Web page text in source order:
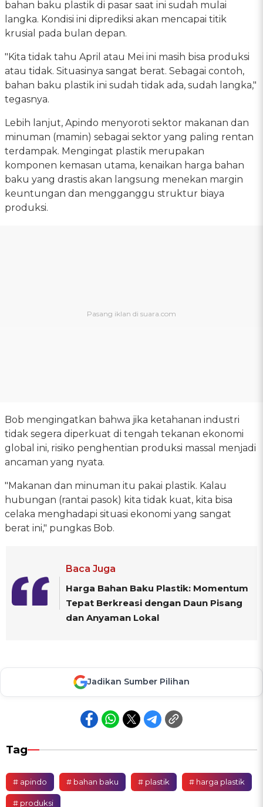
bahan baku plastik di pasar saat ini sudah mulai
langka. Kondisi ini diprediksi akan mencapai titik
krusial pada bulan depan.
"Kita tidak tahu April atau Mei ini masih bisa produksi
atau tidak. Situasinya sangat berat. Sebagai contoh,
bahan baku plastik ini sudah tidak ada, sudah langka,"
tegasnya.
Lebih lanjut, Apindo menyoroti sektor makanan dan
minuman (mamin) sebagai sektor yang paling rentan
terdampak. Mengingat plastik merupakan
komponen kemasan utama, kenaikan harga bahan
baku yang drastis akan langsung menekan margin
keuntungan dan mengganggu struktur biaya
produksi.
Bob mengingatkan bahwa jika ketahanan industri
tidak segera diperkuat di tengah tekanan ekonomi
global ini, risiko penghentian produksi massal menjadi
ancaman yang nyata.
"Makanan dan minuman itu pakai plastik. Kalau
hubungan (rantai pasok) kita tidak kuat, kita bisa
celaka menghadapi situasi ekonomi yang sangat
berat ini," pungkas Bob.
Baca Juga
Harga Bahan Baku Plastik: Momentum
Tepat Berkreasi dengan Daun Pisang
dan Anyaman Lokal
Jadikan Sumber Pilihan
Tag
# apindo # bahan baku # plastik # harga plastik
# produksi